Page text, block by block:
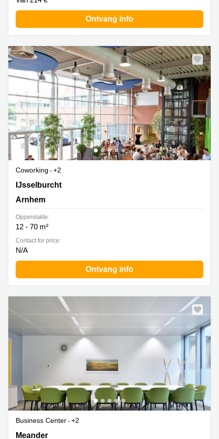
Ontvang info
Coworking
+2
IJsselburcht 3, Arnhem
IJsselburcht
Arnhem
Oppervlakte:
12 - 70 m²
Contact for price:
N/A
Ontvang info
Business Center
+2
Meander 825,begane grond en 1e verdieping, Arnhem
Meander